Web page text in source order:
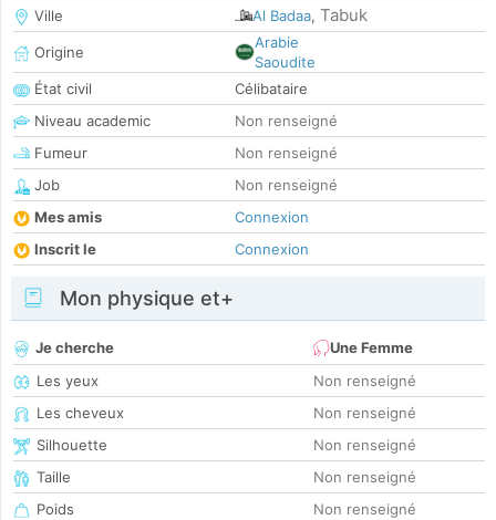
Ville
Al Badaa, Tabuk
Origine
Arabie
Saoudite
État civil
Célibataire
Niveau academic
Non renseigné
Fumeur
Non renseigné
Job
Non renseigné
Mes amis
Connexion
Inscrit le
Connexion
Mon physique et+
Je cherche
Une Femme
Les yeux
Non renseigné
Les cheveux
Non renseigné
Silhouette
Non renseigné
Taille
Non renseigné
Poids
Non renseigné